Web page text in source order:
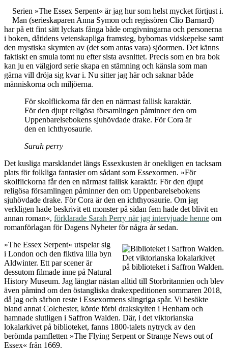
Serien »The Essex Serpent« är jag hur som helst mycket förtjust i.
Man (serieskaparen Anna Symon och regissören Clio Barnard)
har på ett fint sätt lyckats fånga både omgivningarna och personerna
i boken, dåtidens vetenskapliga framsteg, bybornas vidskepelse samt
den mystiska skymten av (det som antas vara) sjöormen. Det känns
faktiskt en smula tomt nu efter sista avsnittet. Precis som en bra bok
kan ju en välgjord serie skapa en stämning och känsla som man
gärna vill dröja sig kvar i. Nu sitter jag här och saknar både
människorna och miljöerna.
För skolflickorna får den en närmast fallisk karaktär.
För den djupt religösa församlingen påminner den om
Uppenbarelsebokens sjuhövdade drake. För Cora är
den en ichthyosaurie.
Sarah perry
Det kusliga marsklandet längs Essexkusten är onekligen en tacksam
plats för folkliga fantasier om sådant som Essexormen. »För
skolflickorna får den en närmast fallisk karaktär. För den djupt
religösa församlingen påminner den om Uppenbarelsebokens
sjuhövdade drake. För Cora är den en ichthyosaurie. Om jag
verkligen hade beskrivit ett monster på sidan fem hade det blivit en
annan roman«, förklarade Sarah Perry när jag intervjuade henne om
romanförlagan för Dagens Nyheter för några år sedan.
Det viktorianska lokalarkivet
på biblioteket i Saffron Walden.
»The Essex Serpent« utspelar sig
i London och den fiktiva lilla byn
Aldwinter. Ett par scener är
dessutom filmade inne på Natural
History Museum. Jag längtar nästan alltid till Storbritannien och blev
även påmind om den östangliska drakexpeditionen sommaren 2018,
då jag och särbon reste i Essexormens slingriga spår. Vi besökte
bland annat Colchester, körde förbi drakskylten i Henham och
hamnade slutligen i Saffron Walden. Där, i det viktorianska
lokalarkivet på biblioteket, fanns 1800-talets nytryck av den
berömda pamfletten »The Flying Serpent or Strange News out of
Essex« från 1669.